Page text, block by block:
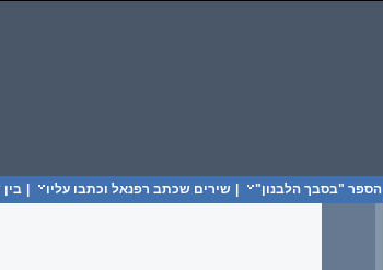
הספר "בסבך הלבנון" שירים שכתב רפנאל וכתבו עליו בין